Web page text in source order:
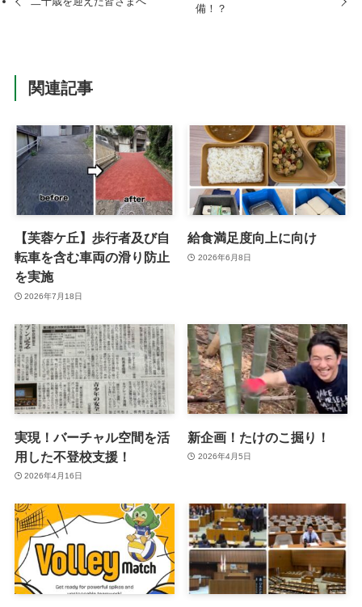
備！？
関連記事
【芙蓉ケ丘】歩行者及び自
転車を含む車両の滑り防止
を実施
2026年7月18日
給食満足度向上に向け
2026年6月8日
実現！バーチャル空間を活
用した不登校支援！
2026年4月16日
新企画！たけのこ掘り！
2026年4月5日